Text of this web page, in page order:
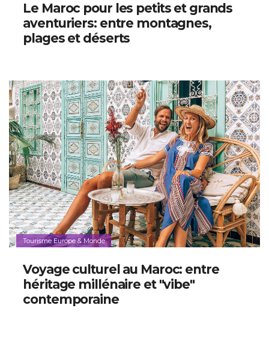
Le Maroc pour les petits et grands
aventuriers: entre montagnes,
plages et déserts
Tourisme Europe & Monde
Voyage culturel au Maroc: entre
héritage millénaire et "vibe"
contemporaine